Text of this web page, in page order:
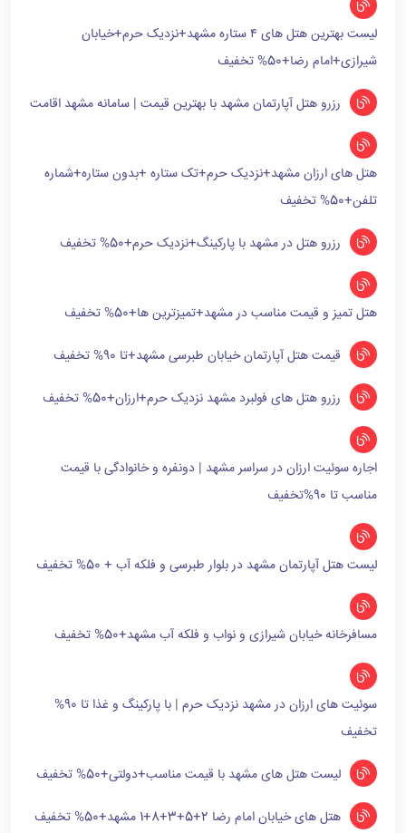
لیست بهترین هتل های ۴ ستاره مشهد+نزدیک حرم+خیابان
شیرازی+امام رضا+50% تخفیف
رزرو هتل آپارتمان مشهد با بهترین قیمت | سامانه مشهد اقامت
هتل های ارزان مشهد+نزدیک حرم+تک ستاره +بدون ستاره+شماره
تلفن+50% تخفیف
رزرو هتل در مشهد با پارکینگ+نزدیک حرم+50% تخفیف
هتل تمیز و قیمت مناسب در مشهد+تمیزترین ها+50% تخفیف
قیمت هتل آپارتمان خیابان طبرسی مشهد+تا 90% تخفیف
رزرو هتل های فولبرد مشهد نزدیک حرم+ارزان+50% تخفیف
اجاره سوئیت ارزان در سراسر مشهد | دونفره و خانوادگی با قیمت
مناسب تا 90%تخفیف
لیست هتل آپارتمان مشهد در بلوار طبرسی و فلکه آب + 50% تخفیف
مسافرخانه خیابان شیرازی و نواب و فلکه آب مشهد+50% تخفیف
سوئیت های ارزان در مشهد نزدیک حرم | با پارکینگ و غذا تا 90%
تخفیف
لیست هتل های مشهد با قیمت مناسب+دولتی+50% تخفیف
هتل های خیابان امام رضا 2+5+3+8+1 مشهد+50% تخفیف